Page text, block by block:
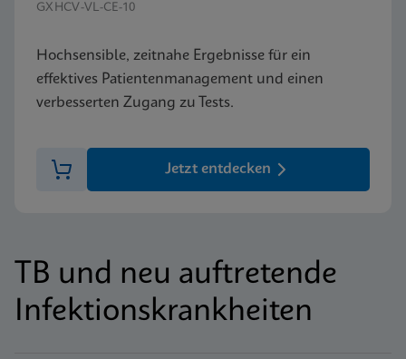
GXHCV-VL-CE-10
Hochsensible, zeitnahe Ergebnisse für ein
effektives Patientenmanagement und einen
verbesserten Zugang zu Tests.
Jetzt entdecken
TB und neu auftretende
Infektionskrankheiten